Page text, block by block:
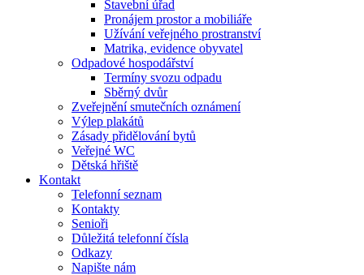
Stavební úřad
Pronájem prostor a mobiliáře
Užívání veřejného prostranství
Matrika, evidence obyvatel
Odpadové hospodářství
Termíny svozu odpadu
Sběrný dvůr
Zveřejnění smutečních oznámení
Výlep plakátů
Zásady přidělování bytů
Veřejné WC
Dětská hřiště
Kontakt
Telefonní seznam
Kontakty
Senioři
Důležitá telefonní čísla
Odkazy
Napište nám